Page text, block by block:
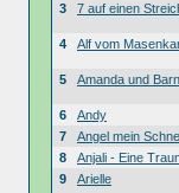
3
7 auf einen
4 Alf vom
5 Amanda und
6
Andy
7
Angel mein
8
Anjali - Eine
9
Arielle